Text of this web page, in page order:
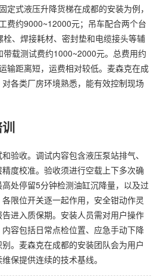
定式液压升降货梯在成都的安装为例，
费约9000~12000元；吊车配合两个台
、焊接耗材、密封垫和电缆接头等辅
载测试费约1000~2000元。总费用约
输距离短，运费相对较低。麦森克在成
各类厂房环境熟悉，能有效控制现场
验收。调试内容包含液压泵站排气、
度校准。验收须进行空载上下多次确
处停留5分钟检测油缸沉降量，以及过
限位开关逐一起作用，安全钳动作灵
进入质保期。安装人员需对用户操作
容包括日常点检位置、应急手动下降
。麦森克在成都的安装团队会为用户
保提供连续的技术基线。